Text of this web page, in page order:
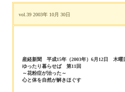
vol.39 2003年 10月 30日
産経新聞 平成15年（2003年）6月12日 木
ゆったり暮らせば 第11回
～花粉症が治った～
心と体を自然が解きほぐす